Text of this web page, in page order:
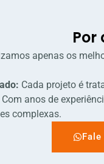
Por
apenas os
Cada projeto é
Com anos de
complexas.